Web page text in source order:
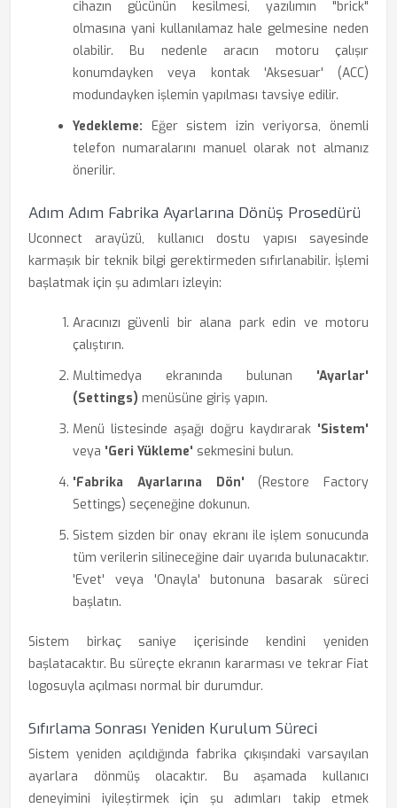
cihazın gücünün kesilmesi, yazılımın "brick"
olmasına yani kullanılamaz hale gelmesine neden
olabilir. Bu nedenle aracın motoru çalışır
konumdayken veya kontak 'Aksesuar' (ACC)
modundayken işlemin yapılması tavsiye edilir.
Yedekleme: Eğer sistem izin veriyorsa, önemli
telefon numaralarını manuel olarak not almanız
önerilir.
Adım Adım Fabrika Ayarlarına Dönüş Prosedürü
Uconnect arayüzü, kullanıcı dostu yapısı sayesinde
karmaşık bir teknik bilgi gerektirmeden sıfırlanabilir. İşlemi
başlatmak için şu adımları izleyin:
Aracınızı güvenli bir alana park edin ve motoru
çalıştırın.
Multimedya ekranında bulunan 'Ayarlar'
(Settings) menüsüne giriş yapın.
Menü listesinde aşağı doğru kaydırarak 'Sistem'
veya 'Geri Yükleme' sekmesini bulun.
'Fabrika Ayarlarına Dön' (Restore Factory
Settings) seçeneğine dokunun.
Sistem sizden bir onay ekranı ile işlem sonucunda
tüm verilerin silineceğine dair uyarıda bulunacaktır.
'Evet' veya 'Onayla' butonuna basarak süreci
başlatın.
Sistem birkaç saniye içerisinde kendini yeniden
başlatacaktır. Bu süreçte ekranın kararması ve tekrar Fiat
logosuyla açılması normal bir durumdur.
Sıfırlama Sonrası Yeniden Kurulum Süreci
Sistem yeniden açıldığında fabrika çıkışındaki varsayılan
ayarlara dönmüş olacaktır. Bu aşamada kullanıcı
deneyimini iyileştirmek için şu adımları takip etmek